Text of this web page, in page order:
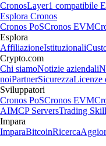
CronosLayer1 compatibile
Esplora Cronos
Cronos PoSCronos EVM
Esplora
AffiliazioneIstituzionali
Crypto.com
Chi siamoNotizie aziendali
noiPartnerSicurezzaLicenze
Sviluppatori
Cronos PoSCronos EVM
AIMCP ServersTrading
Impara
ImparaBitcoinRicerca